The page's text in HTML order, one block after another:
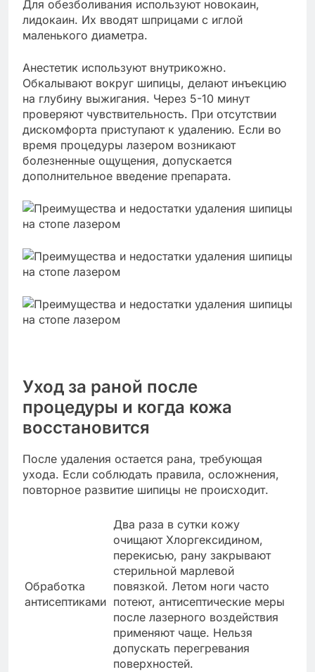
Для обезболивания используют новокаин,
лидокаин. Их вводят шприцами с иглой
маленького диаметра.
Анестетик используют внутрикожно.
Обкалывают вокруг шипицы, делают инъекцию
на глубину выжигания. Через 5-10 минут
проверяют чувствительность. При отсутствии
дискомфорта приступают к удалению. Если во
время процедуры лазером возникают
болезненные ощущения, допускается
дополнительное введение препарата.
Уход за раной после
процедуры и когда кожа
восстановится
После удаления остается рана, требующая
ухода. Если соблюдать правила, осложнения,
повторное развитие шипицы не происходит.
Обработка
антисептиками
Два раза в сутки кожу
очищают Хлоргексидином,
перекисью, рану закрывают
стерильной марлевой
повязкой. Летом ноги часто
потеют, антисептические меры
после лазерного воздействия
применяют чаще. Нельзя
допускать перегревания
поверхностей.